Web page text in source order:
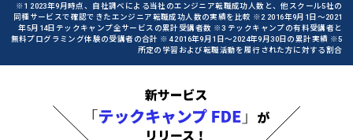
※1 2023年9月時点、自社調べによる当社のエンジニア転職成功人数と、他スクール5社の
同種サービスで確認できたエンジニア転職成功人数の実績を比較 ※2 2016年9月1日〜2021
年5月14日テックキャンプ全サービスの累計受講者数 ※3 テックキャンプの有料受講者と
無料プログラミング体験の受講者の合計 ※4 2016年9月1日〜2024年9月30日の累計実績 ※5
所定の学習および転職活動を履行された方に対する割合